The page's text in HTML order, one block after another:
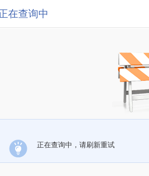
在查询中
正在查询中，请刷新重试